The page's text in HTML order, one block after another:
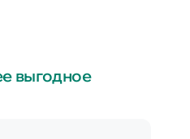
выгодное